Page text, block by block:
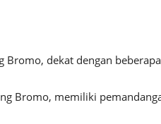
Bromo, dekat dengan
Bromo, memiliki